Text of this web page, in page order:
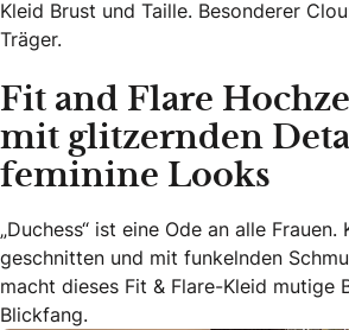
Kleid Brust und Taille. Besonderer
Träger.
Fit and Flare
mit glitzernden
feminine Looks
„Duchess“ ist eine Ode an alle
geschnitten und mit funkelnden
macht dieses Fit & Flare-Kleid mutige
Blickfang.